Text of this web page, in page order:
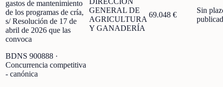
gastos de mantenimiento
de los programas de cría,
s/ Resolución de 17 de
abril de 2026 que las
convoca
BDNS 900888 ·
Concurrencia competitiva
- canónica
GENERAL DE
AGRICULTURA
Y GANADERÍA
69.048 €
Sin